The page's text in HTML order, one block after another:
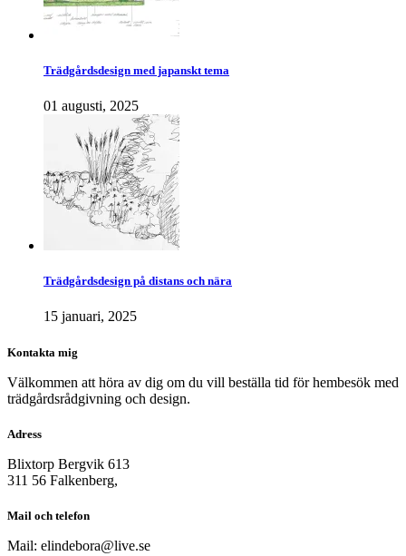
Trädgårdsdesign med japanskt tema
01 augusti, 2025
Trädgårdsdesign på distans och nära
15 januari, 2025
Kontakta mig
Välkommen att höra av dig om du vill beställa tid för hembesök med
trädgårdsrådgivning och design.
Adress
Blixtorp Bergvik 613
311 56 Falkenberg,
Mail och telefon
Mail: elindebora@live.se